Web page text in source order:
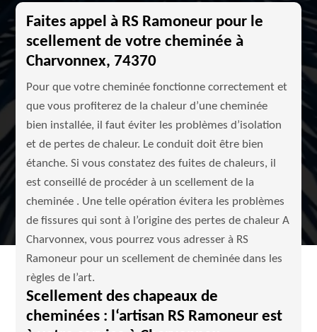
Faites appel à RS Ramoneur pour le
scellement de votre cheminée à
Charvonnex, 74370
Pour que votre cheminée fonctionne correctement et
que vous profiterez de la chaleur d’une cheminée
bien installée, il faut éviter les problèmes d’isolation
et de pertes de chaleur. Le conduit doit être bien
étanche. Si vous constatez des fuites de chaleurs, il
est conseillé de procéder à un scellement de la
cheminée . Une telle opération évitera les problèmes
de fissures qui sont à l’origine des pertes de chaleur A
Charvonnex, vous pourrez vous adresser à RS
Ramoneur pour un scellement de cheminée dans les
règles de l’art.
Scellement des chapeaux de
cheminées : l‘artisan RS Ramoneur est